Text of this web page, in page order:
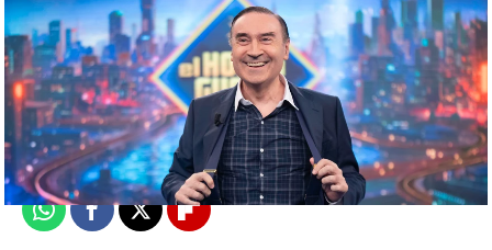
Roberto Fernández Ferreira
Publicado:23 de septiembre de 2025, 23:22
WhatsappFacebook
X Flipboard